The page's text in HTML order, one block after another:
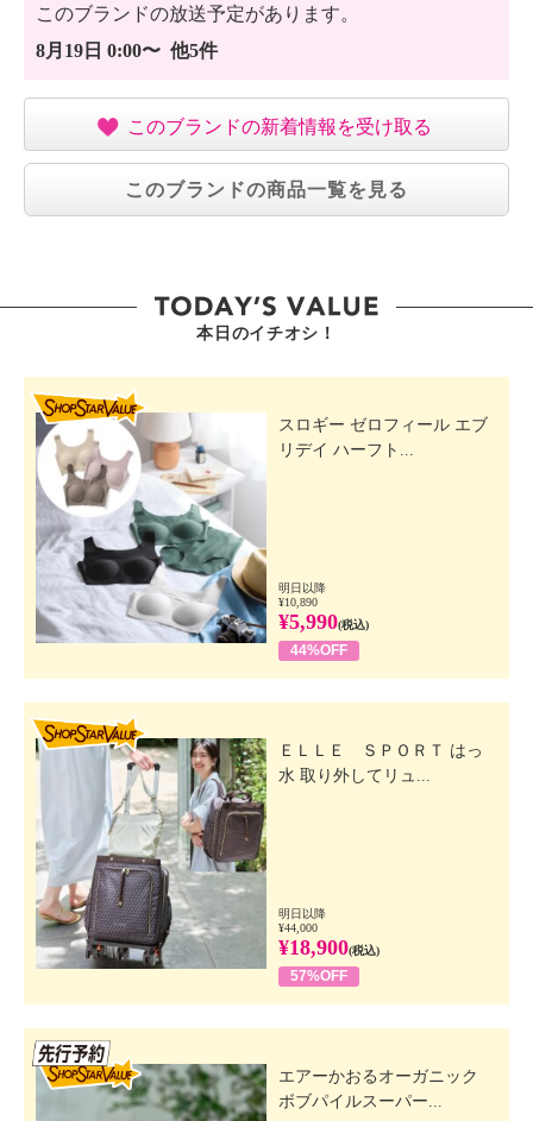
このブランドの放送予定があります。
8月19日 0:00〜 他5件
このブランドの新着情報を受け取る
このブランドの商品一覧を見る
本日のイチオシ！
スロギー ゼロフィール エブ
リデイ ハーフト...
明日以降
¥10,890
¥5,990(税込)
44%OFF
ＥＬＬＥ ＳＰＯＲＴ はっ
水 取り外してリュ...
明日以降
¥44,000
¥18,900(税込)
57%OFF
エアーかおるオーガニック
ボブパイルスーパー...